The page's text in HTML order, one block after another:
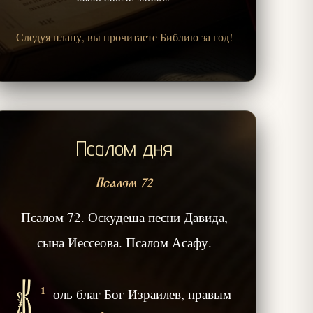
Следуя плану, вы прочитаете Библию за год!
Псалом дня
Псалом 72
Псалом 72. Оскудеша песни Давида,
сына Иессеова. Псалом Асафу.
1 оль благ Бог Израилев, правым